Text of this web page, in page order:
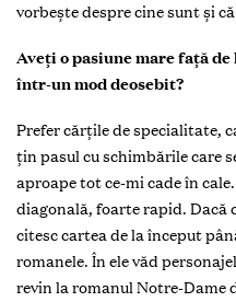
vorbește despre cine sunt și
Aveți o pasiune mare față
într-un mod deosebit?
Prefer cărțile de specialitate,
țin pasul cu schimbările care
aproape tot ce-mi cade în
diagonală, foarte rapid.
citesc cartea de la început
romanele. În ele văd
revin la romanul Notre-Dame